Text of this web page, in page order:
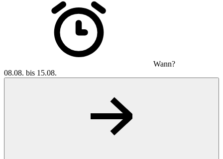
Wann?
08.08. bis 15.08.